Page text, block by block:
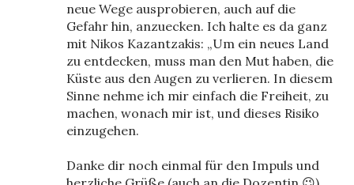
neue Wege ausprobieren, auch auf die
Gefahr hin, anzuecken. Ich halte es da ganz
mit Nikos Kazantzakis: „Um ein neues Land
zu entdecken, muss man den Mut haben, die
Küste aus den Augen zu verlieren. In diesem
Sinne nehme ich mir einfach die Freiheit, zu
machen, wonach mir ist, und dieses Risiko
einzugehen.
Danke dir noch einmal für den Impuls und